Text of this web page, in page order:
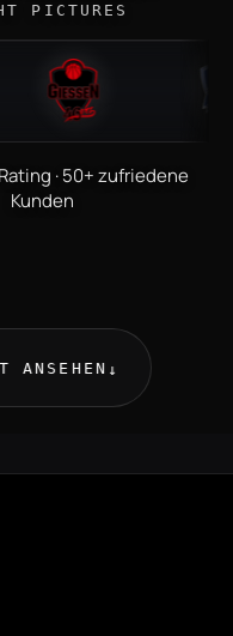
ANSEHEN ↓
PICTURES
· 50+ zufriedene
Kunden